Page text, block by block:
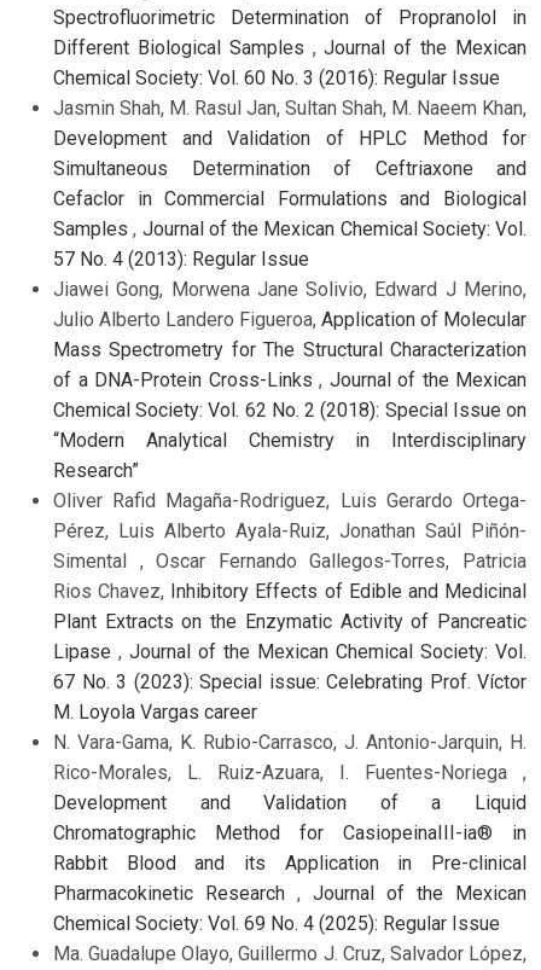
Spectrofluorimetric Determination of Propranolol in
Different Biological Samples ,Journal of the Mexican
Chemical Society: Vol. 60 No. 3 (2016): Regular Issue
Jasmin Shah, M. Rasul Jan, Sultan Shah, M. Naeem Khan,
Development and Validation of HPLC Method for
Simultaneous Determination of Ceftriaxone and
Cefaclor in Commercial Formulations and Biological
Samples, Journal of the Mexican Chemical Society: Vol.
57 No. 4 (2013): Regular Issue
Jiawei Gong, Morwena Jane Solivio, Edward J Merino,
Julio Alberto Landero Figueroa, Application of Molecular
Mass Spectrometry for The Structural Characterization
of a DNA-Protein Cross-Links , Journal of the Mexican
Chemical Society: Vol. 62 No. 2 (2018): Special Issue on
“Modern Analytical Chemistry in Interdisciplinary
Research”
Oliver Rafid Magaña-Rodriguez, Luis Gerardo Ortega-
Pérez, Luis Alberto Ayala-Ruiz, Jonathan Saúl Piñón-
Simental , Oscar Fernando Gallegos-Torres, Patricia
Rios Chavez, Inhibitory Effects of Edible and Medicinal
Plant Extracts on the Enzymatic Activity of Pancreatic
Lipase , Journal of the Mexican Chemical Society: Vol.
67 No. 3 (2023): Special issue: Celebrating Prof. Víctor
M. Loyola Vargas career
N. Vara-Gama, K. Rubio-Carrasco, J. Antonio-Jarquin, H.
Rico-Morales, L. Ruiz-Azuara, I. Fuentes-Noriega ,
Development and Validation of a Liquid
Chromatographic Method for CasiopeinaIII-ia® in
Rabbit Blood and its Application in Pre-clinical
Pharmacokinetic Research , Journal of the Mexican
Chemical Society: Vol. 69 No. 4 (2025): Regular Issue
Ma. Guadalupe Olayo, Guillermo J. Cruz, Salvador López,